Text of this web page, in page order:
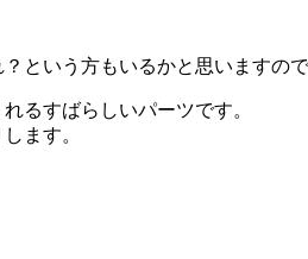
という方もいるかと思いますので
るすばらしいパーツです。
ます。